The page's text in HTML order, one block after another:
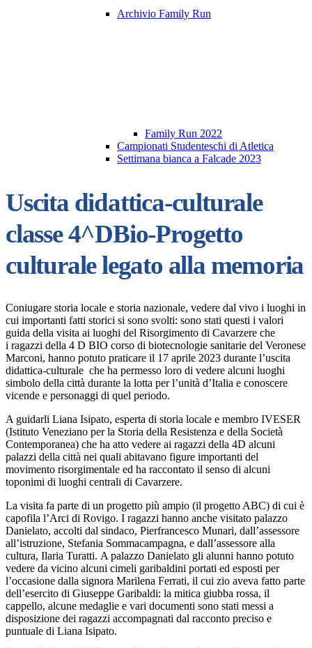
Archivio Family Run
Family Run 2022
Campionati Studenteschi di Atletica
Settimana bianca a Falcade 2023
Uscita didattica-culturale
classe 4^DBio-Progetto
culturale legato alla memoria
Coniugare storia locale e storia nazionale, vedere dal vivo i luoghi in
cui importanti fatti storici si sono svolti: sono stati questi i valori
guida della visita ai luoghi del Risorgimento di Cavarzere che
i ragazzi della 4 D BIO corso di biotecnologie sanitarie del Veronese
Marconi, hanno potuto praticare il 17 aprile 2023 durante l’uscita
didattica-culturale che ha permesso loro di vedere alcuni luoghi
simbolo della città durante la lotta per l’unità d’Italia e conoscere
vicende e personaggi di quel periodo.
A guidarli Liana Isipato, esperta di storia locale e membro IVESER
(Istituto Veneziano per la Storia della Resistenza e della Società
Contemporanea) che ha atto vedere ai ragazzi della 4D alcuni
palazzi della città nei quali abitavano figure importanti del
movimento risorgimentale ed ha raccontato il senso di alcuni
toponimi di luoghi centrali di Cavarzere.
La visita fa parte di un progetto più ampio (il progetto ABC) di cui è
capofila l’Arci di Rovigo. I ragazzi hanno anche visitato palazzo
Danielato, accolti dal sindaco, Pierfrancesco Munari, dall’assessore
all’istruzione, Stefania Sommacampagna, e dall’assessore alla
cultura, Ilaria Turatti. A palazzo Danielato gli alunni hanno potuto
vedere da vicino alcuni cimeli garibaldini portati ed esposti per
l’occasione dalla signora Marilena Ferrati, il cui zio aveva fatto parte
dell’esercito di Giuseppe Garibaldi: la mitica giubba rossa, il
cappello, alcune medaglie e vari documenti sono stati messi a
disposizione dei ragazzi accompagnati dal racconto preciso e
puntuale di Liana Isipato.